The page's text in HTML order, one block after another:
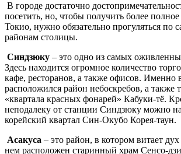
В городе достаточно
посетить, но, чтобы получить более
Токио, нужно обязательно прогуляться
районам столицы.
Синдзюку – это одно из самых
Здесь находится огромное количество
кафе, ресторанов, а также офисов. Именно
расположился район небоскребов, а также
«квартала красных фонарей» Кабуки-тё.
неподалеку от станции Синдзюку можно
корейский квартал Син-Окубо Корея-таун.
Асакуса – это район, в котором витает
нем расположен старинный храм Сенсо-